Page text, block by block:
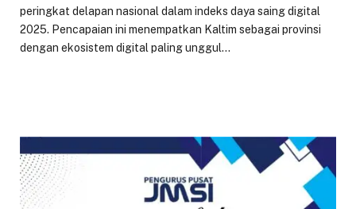
peringkat delapan nasional dalam indeks daya saing digital
2025. Pencapaian ini menempatkan Kaltim sebagai provinsi
dengan ekosistem digital paling unggul…